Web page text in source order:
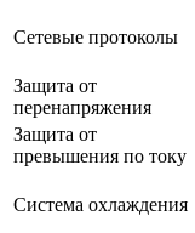
Сетевые протоколы
Защита от
перенапряжения
Защита от
превышения по току
Система охлаждения